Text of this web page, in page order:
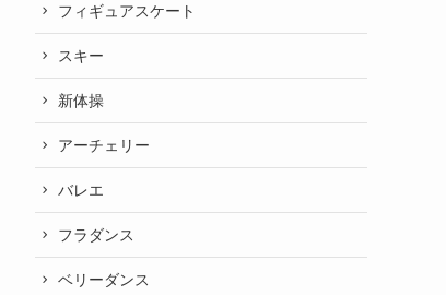
フィギュアスケート
スキー
新体操
アーチェリー
バレエ
フラダンス
ベリーダンス